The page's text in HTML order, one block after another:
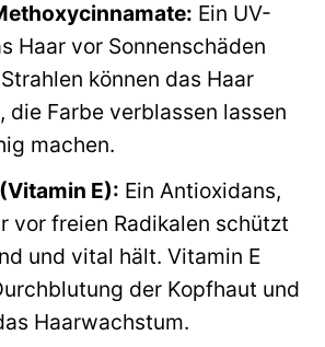
Ein UV-
Haar vor Sonnenschäden
können das Haar
die Farbe verblassen lassen
machen.
E): Ein Antioxidans,
vor freien Radikalen schützt
und vital hält. Vitamin E
der Kopfhaut und
Haarwachstum.